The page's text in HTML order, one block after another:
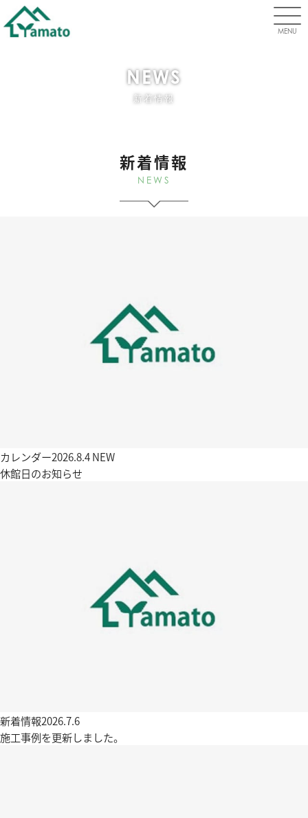
MENU
NEWS
新着情報
新着情報
NEWS
カレンダー2026.8.4NEW
休館日のお知らせ
新着情報2026.7.6
施工事例を更新しました。